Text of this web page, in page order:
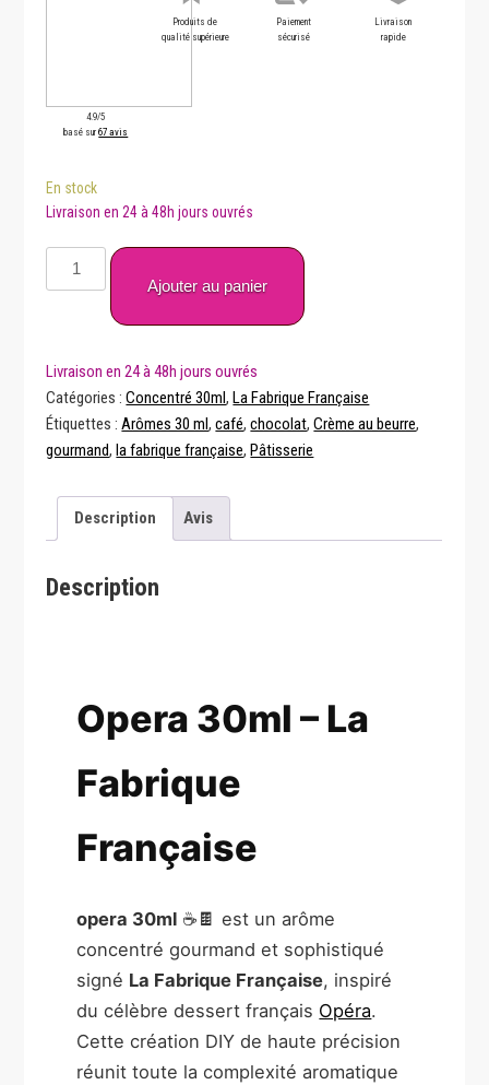
4.9/5
basé sur67 avis
Produits de
qualité supérieure
Paiement
sécurisé
Livraison
rapide
En stock
quantité
de
–
La
Fabrique
Française
Ajouter au panier
Catégories :Concentré 30ml,La Fabrique Française
Étiquettes :Arômes 30 ml,café,chocolat,Crème au beurre,
gourmand,la fabrique française,Pâtisserie
Description Avis
Description
Opera 30ml – La
Fabrique
Française
opera 30ml ☕🍫 est un arôme
concentré gourmand et sophistiqué
signé La Fabrique Française, inspiré
du célèbre dessert français Opéra.
Cette création DIY de haute précision
réunit toute la complexité aromatique